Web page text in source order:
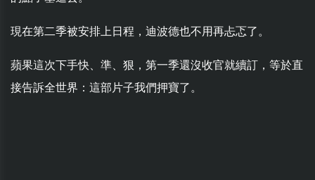
現在第二季被安排上日程，迪波德也不用再忐忑了。
蘋果這次下手快、準、狠，第一季還沒收官就續訂，等於直
接告訴全世界：這部片子我們押寶了。